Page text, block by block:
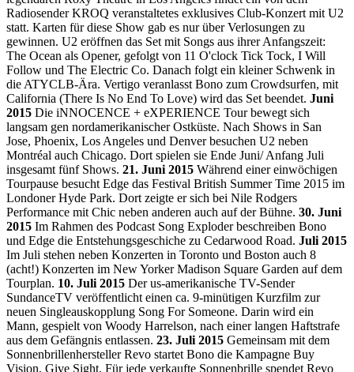
Radiosender KROQ veranstaltetes exklusives Club-Konzert mit U2
statt. Karten für diese Show gab es nur über Verlosungen zu
gewinnen. U2 eröffnen das Set mit Songs aus ihrer Anfangszeit:
The Ocean als Opener, gefolgt von 11 O'clock Tick Tock, I Will
Follow und The Electric Co. Danach folgt ein kleiner Schwenk in
die ATYCLB-Ära. Vertigo veranlasst Bono zum Crowdsurfen, mit
California (There Is No End To Love) wird das Set beendet. Juni
2015 Die iNNOCENCE + eXPERIENCE Tour bewegt sich
langsam gen nordamerikanischer Ostküste. Nach Shows in San
Jose, Phoenix, Los Angeles und Denver besuchen U2 neben
Montréal auch Chicago. Dort spielen sie Ende Juni/ Anfang Juli
insgesamt fünf Shows. 21. Juni 2015 Während einer einwöchigen
Tourpause besucht Edge das Festival British Summer Time 2015 im
Londoner Hyde Park. Dort zeigte er sich bei Nile Rodgers
Performance mit Chic neben anderen auch auf der Bühne. 30. Juni
2015 Im Rahmen des Podcast Song Exploder beschreiben Bono
und Edge die Entstehungsgeschiche zu Cedarwood Road. Juli 2015
Im Juli stehen neben Konzerten in Toronto und Boston auch 8
(acht!) Konzerten im New Yorker Madison Square Garden auf dem
Tourplan. 10. Juli 2015 Der us-amerikanische TV-Sender
SundanceTV veröffentlicht einen ca. 9-minütigen Kurzfilm zur
neuen Singleauskopplung Song For Someone. Darin wird ein
Mann, gespielt von Woody Harrelson, nach einer langen Haftstrafe
aus dem Gefängnis entlassen. 23. Juli 2015 Gemeinsam mit dem
Sonnenbrillenhersteller Revo startet Bono die Kampagne Buy
Vision, Give Sight. Für jede verkaufte Sonnenbrille spendet Revo